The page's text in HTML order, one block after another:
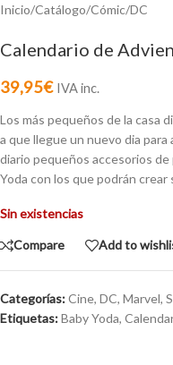
Inicio/Catálogo/Cómic/DC
Calendario de
39,95€ IVA inc.
Los más pequeños de la casa
a que llegue un nuevo dia
diario pequeños accesorios
Yoda con los que podrán crear
Sin existencias
Compare Add to
Categorías:Cine, DC, Marvel,
Etiquetas:Baby Yoda,